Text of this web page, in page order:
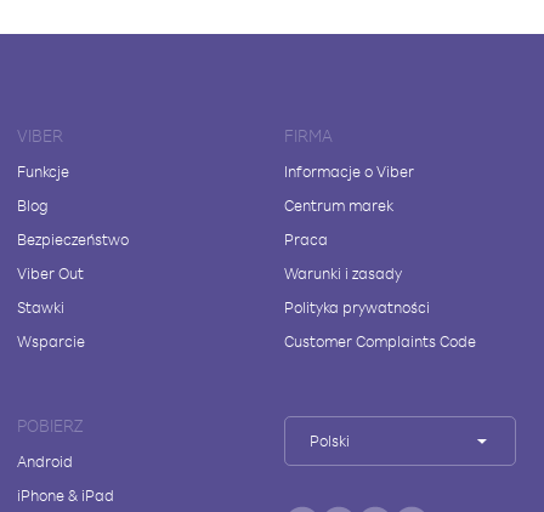
VIBER
Funkcje
Blog
Bezpieczeństwo
Viber Out
Stawki
Wsparcie
FIRMA
Informacje o Viber
Centrum marek
Praca
Warunki i zasady
Polityka prywatności
Customer Complaints Code
POBIERZ
Android
iPhone & iPad
Polski